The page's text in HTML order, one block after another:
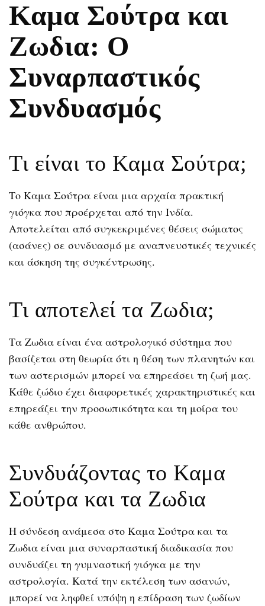
Καμα Σούτρα και
Ζωδια: Ο
Συναρπαστικός
Συνδυασμός
Τι είναι το Καμα Σούτρα;
Το Καμα Σούτρα είναι μια αρχαία πρακτική
γιόγκα που προέρχεται από την Ινδία.
Αποτελείται από συγκεκριμένες θέσεις σώματος
(ασάνες) σε συνδυασμό με αναπνευστικές τεχνικές
και άσκηση της συγκέντρωσης.
Τι αποτελεί τα Ζωδια;
Τα Ζωδια είναι ένα αστρολογικό σύστημα που
βασίζεται στη θεωρία ότι η θέση των πλανητών και
των αστερισμών μπορεί να επηρεάσει τη ζωή μας.
Κάθε ζώδιο έχει διαφορετικές χαρακτηριστικές και
επηρεάζει την προσωπικότητα και τη μοίρα του
κάθε ανθρώπου.
Συνδυάζοντας το Καμα
Σούτρα και τα Ζωδια
Η σύνδεση ανάμεσα στο Καμα Σούτρα και τα
Ζωδια είναι μια συναρπαστική διαδικασία που
συνδυάζει τη γυμναστική γιόγκα με την
αστρολογία. Κατά την εκτέλεση των ασανών,
μπορεί να ληφθεί υπόψη η επίδραση των ζωδίων